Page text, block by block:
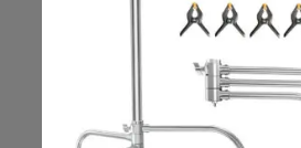
Mantenerse en Contacto